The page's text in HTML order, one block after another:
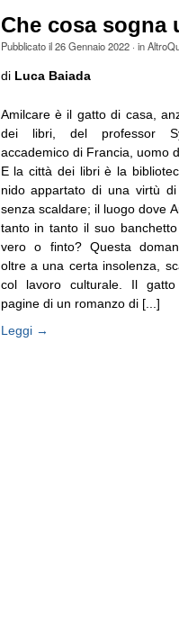
Che cosa
Pubblicato il26 Gennaio 2022· in
di Luca Baiada
Amilcare è il gatto di casa,
dei libri, del professor
accademico di Francia, uomo
E la città dei libri è la
nido appartato di una virtù
senza scaldare; il luogo dove
tanto in tanto il suo
vero o finto? Questa
oltre a una certa insolenza,
col lavoro culturale. Il
pagine di un romanzo di [...]
Leggi →